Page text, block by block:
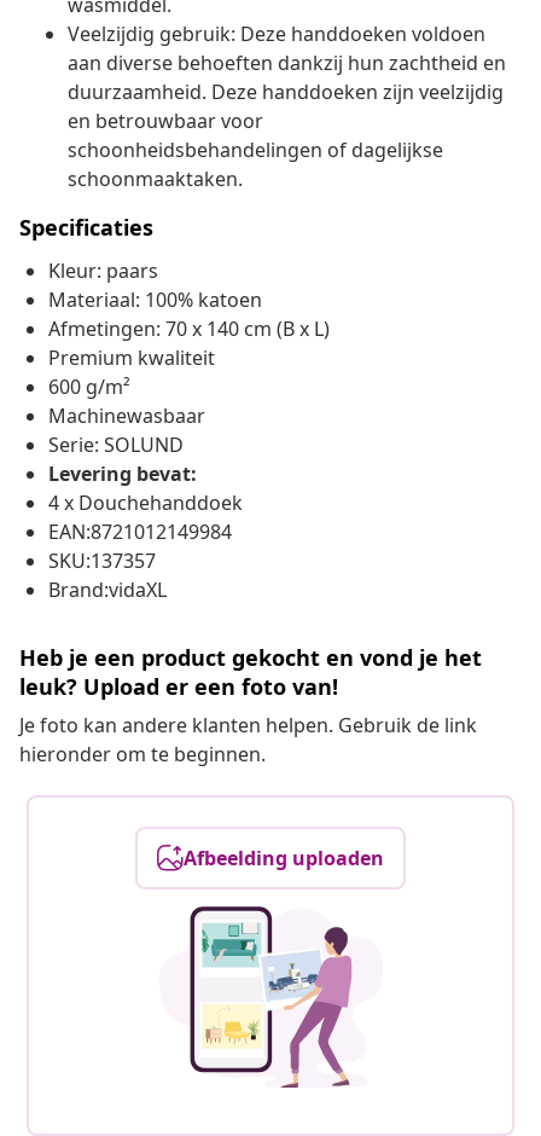
Veelzijdig gebruik: Deze handdoeken voldoen
aan diverse behoeften dankzij hun zachtheid en
duurzaamheid. Deze handdoeken zijn veelzijdig
en betrouwbaar voor
schoonheidsbehandelingen of dagelijkse
schoonmaaktaken.
Specificaties
Kleur: paars
Materiaal: 100% katoen
Afmetingen: 70 x 140 cm (B x L)
Premium kwaliteit
600 g/m²
Machinewasbaar
Serie: SOLUND
Levering bevat:
4 x Douchehanddoek
EAN:8721012149984
SKU:137357
Brand:vidaXL
Heb je een product gekocht en vond je het
leuk? Upload er een foto van!
Je foto kan andere klanten helpen. Gebruik de link
hieronder om te beginnen.
Afbeelding uploaden